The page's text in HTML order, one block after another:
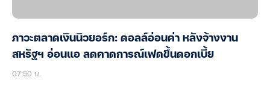
ภาวะตลาดเงินนิวยอร์ก: ดอลล์อ่อนค่า หลังจ้างงาน
สหรัฐฯ อ่อนแอ ลดคาดการณ์เฟดขึ้นดอกเบี้ย
07:50 น.